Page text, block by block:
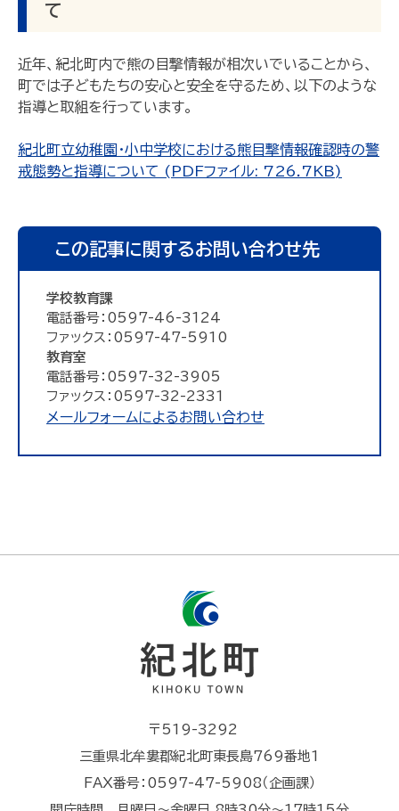
て
近年、紀北町内で熊の目撃情報が相次いでいることから、
町では子どもたちの安心と安全を守るため、以下のような
指導と取組を行っています。
紀北町立幼稚園・小中学校における熊目撃情報確認時の警
戒態勢と指導について (PDFファイル: 726.7KB)
この記事に関するお問い合わせ先
学校教育課
電話番号：0597-46-3124
ファックス：0597-47-5910
教育室
電話番号：0597-32-3905
ファックス：0597-32-2331
メールフォームによるお問い合わせ
〒519-3292
三重県北牟婁郡紀北町東長島769番地1
FAX番号：0597-47-5908（企画課）